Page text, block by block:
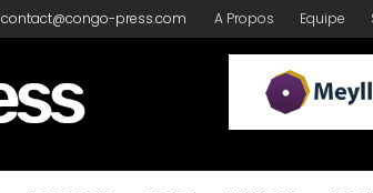
contact@congo-press.com A Propos Equipe